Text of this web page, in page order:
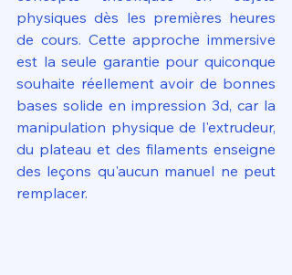
physiques dès les premières heures
de cours. Cette approche immersive
est la seule garantie pour quiconque
souhaite réellement avoir de bonnes
bases solide en impression 3d, car la
manipulation physique de l'extrudeur,
du plateau et des filaments enseigne
des leçons qu'aucun manuel ne peut
remplacer.